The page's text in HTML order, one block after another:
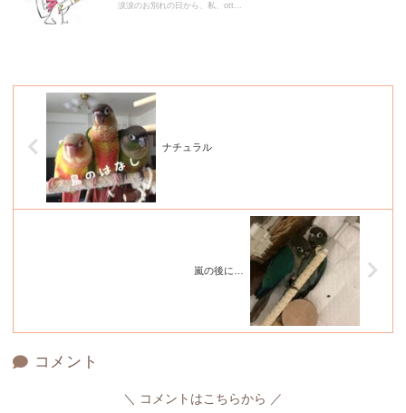
涙涙のお別れの日から、私、ott...
ナチュラル
嵐の後に…
コメント
コメントはこちらから